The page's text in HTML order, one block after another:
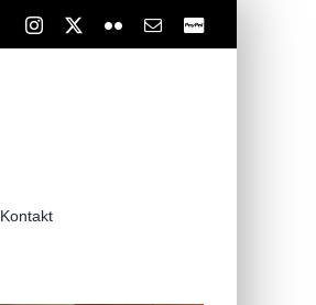
FacebookInstagram FlickrE-
PayPal
Kontakt